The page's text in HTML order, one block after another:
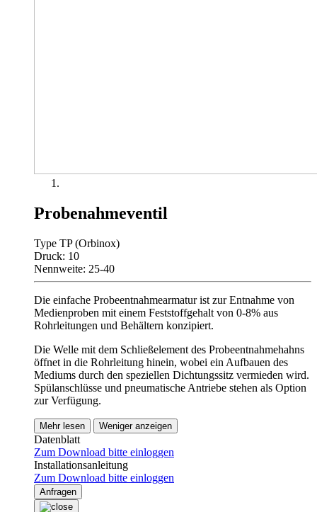
Probenahmeventil
Type TP (Orbinox)
Druck: 10
Nennweite: 25-40
Die einfache Probeentnahmearmatur ist zur Entnahme von
Medienproben mit einem Feststoffgehalt von 0-8% aus
Rohrleitungen und Behältern konzipiert.
Die Welle mit dem Schließelement des Probeentnahmehahns
öffnet in die Rohrleitung hinein, wobei ein Aufbauen des
Mediums durch den speziellen Dichtungssitz vermieden wird.
Spülanschlüsse und pneumatische Antriebe stehen als Option
zur Verfügung.
Mehr lesen Weniger anzeigen
Datenblatt
Zum Download bitte einloggen
Installationsanleitung
Zum Download bitte einloggen
Anfragen